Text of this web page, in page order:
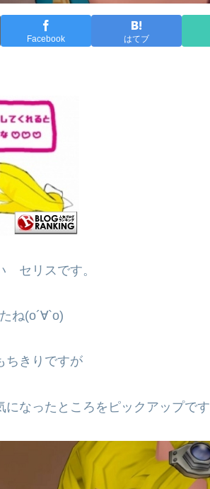
Facebook はてブ
セリスです。
ね(о´∀`о)
ちきりですが
になったところをピックアップです